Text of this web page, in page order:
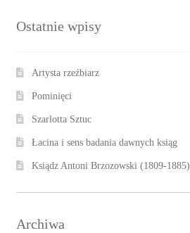
Ostatnie wpisy
Artysta rzeźbiarz
Pominięci
Szarlotta Sztuc
Łacina i sens badania dawnych ksiąg
Ksiądz Antoni Brzozowski (1809-1885)
Archiwa